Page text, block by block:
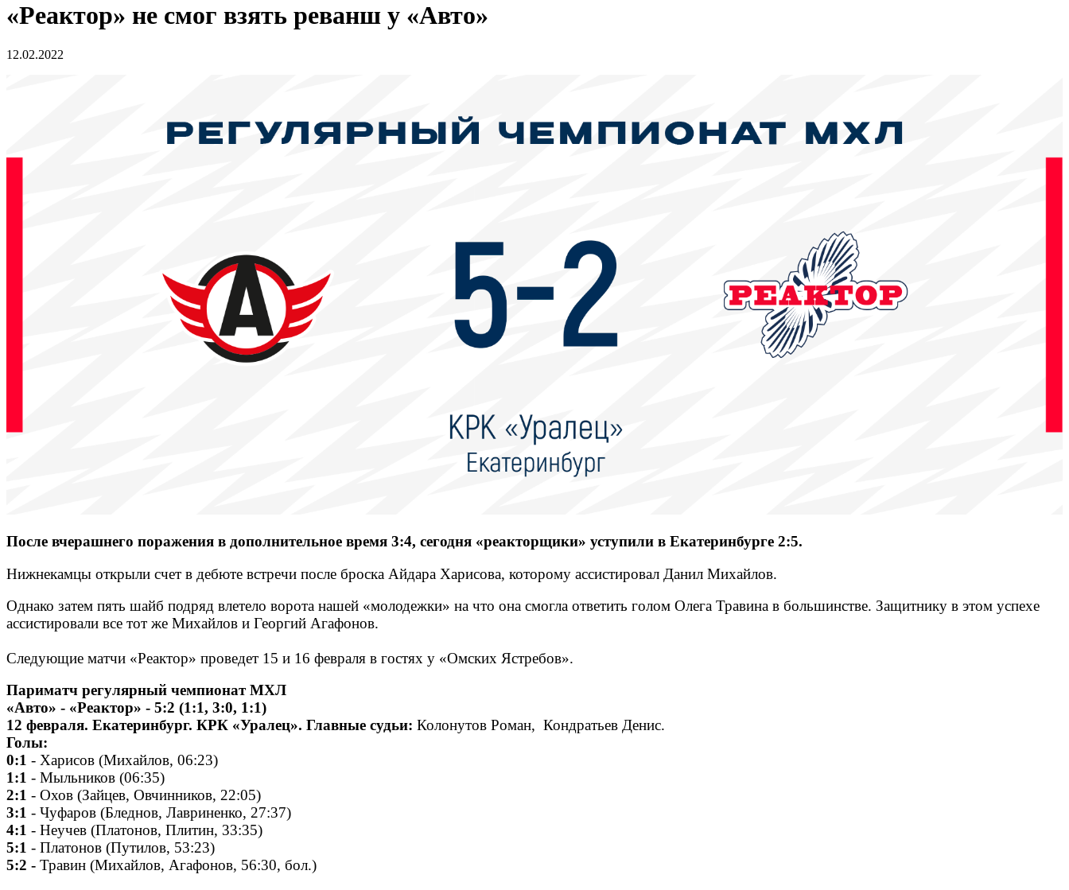
«Реактор» не смог взять реванш у «Авто»
12.02.2022
После вчерашнего поражения в дополнительное время 3:4, сегодня «реакторщики» уступили в Екатеринбурге 2:5.
Нижнекамцы открыли счет в дебюте встречи после броска Айдара Харисова, которому ассистировал Данил Михайлов.
Однако затем пять шайб подряд влетело ворота нашей «молодежки» на что она смогла ответить голом Олега Травина в большинстве. Защитнику в этом успехе
ассистировали все тот же Михайлов и Георгий Агафонов.
Следующие матчи «Реактор» проведет 15 и 16 февраля в гостях у «Омских Ястребов».
Париматч регулярный чемпионат МХЛ
«Авто» - «Реактор» - 5:2 (1:1, 3:0, 1:1)
12 февраля. Екатеринбург. КРК «Уралец». Главные судьи: Колонутов Роман, Кондратьев Денис.
Голы:
0:1 - Харисов (Михайлов, 06:23)
1:1 - Мыльников (06:35)
2:1 - Охов (Зайцев, Овчинников, 22:05)
3:1 - Чуфаров (Бледнов, Лавриненко, 27:37)
4:1 - Неучев (Платонов, Плитин, 33:35)
5:1 - Платонов (Путилов, 53:23)
5:2 - Травин (Михайлов, Агафонов, 56:30, бол.)